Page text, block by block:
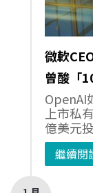
微軟
曾酸「
OpenAI
上市私
億美元投
繼續閱